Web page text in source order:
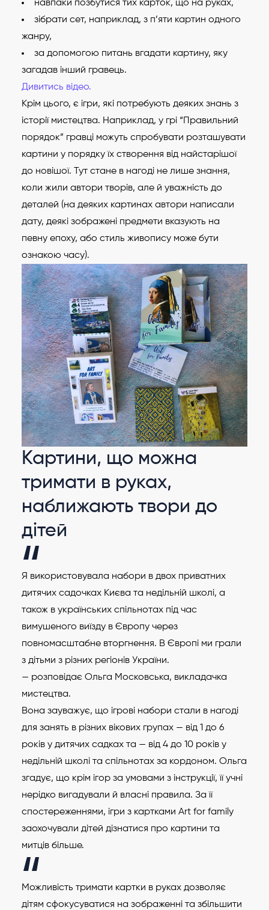
навпаки позбутися тих карток, що на руках,
зібрати сет, наприклад, з п’яти картин одного
жанру,
за допомогою питань вгадати картину, яку
загадав інший гравець.
Дивитись відео.
Крім цього, є ігри, які потребують деяких знань з
історії мистецтва. Наприклад, у грі “Правильний
порядок” гравці можуть спробувати розташувати
картини у порядку їх створення від найстарішої
до новішої. Тут стане в нагоді не лише знання,
коли жили автори творів, але й уважність до
деталей (на деяких картинах автори написали
дату, деякі зображені предмети вказують на
певну епоху, або стиль живопису може бути
ознакою часу).
Картини, що можна
тримати в руках,
наближають твори до
дітей
Я використовувала набори в двох приватних
дитячих садочках Києва та недільній школі, а
також в українських спільнотах під час
вимушеного виїзду в Європу через
повномасштабне вторгнення. В Європі ми грали
з дітьми з різних регіонів України.
— розповідає Ольга Московська, викладачка
мистецтва.
Вона зауважує, що ігрові набори стали в нагоді
для занять в різних вікових групах — від 1 до 6
років у дитячих садках та — від 4 до 10 років у
недільній школі та спільнотах за кордоном. Ольга
згадує, що крім ігор за умовами з інструкції, її учні
нерідко вигадували й власні правила. За її
спостереженнями, ігри з картками Art for family
заохочували дітей дізнатися про картини та
митців більше.
Можливість тримати картки в руках дозволяє
дітям сфокусуватися на зображенні та збільшити